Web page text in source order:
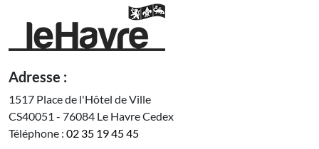
Adresse :
1517 Place de l'Hôtel de Ville
CS40051 - 76084 Le Havre Cedex
Téléphone : 02 35 19 45 45